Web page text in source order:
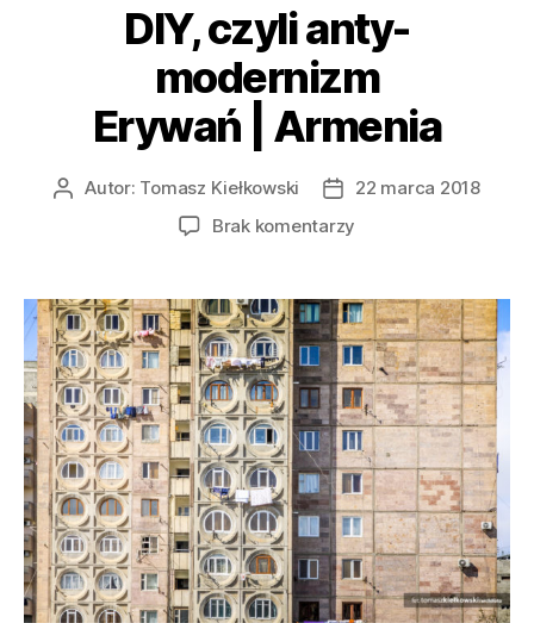
DIY, czyli anty-
modernizm
Erywań | Armenia
AutorAutor: Tomasz Kiełkowski
Data22 marca 2018
Brak komentarzy
anty-
modernizm
Erywań
|
Armenia